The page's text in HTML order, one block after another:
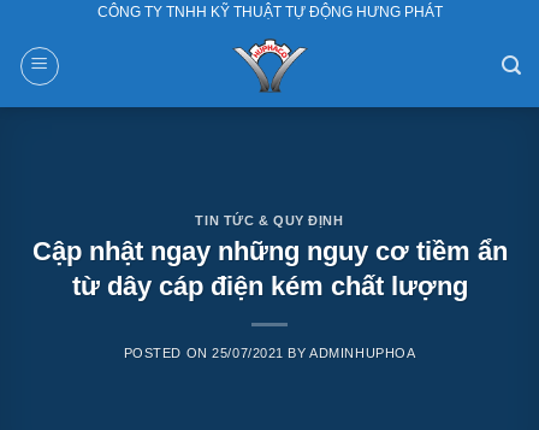
content
CÔNG TY TNHH KỸ THUẬT TỰ ĐỘNG HƯNG PHÁT
TIN TỨC & QUY ĐỊNH
Cập nhật ngay những nguy cơ tiềm ẩn
từ dây cáp điện kém chất lượng
POSTED ON25/07/2021 BYADMINHUPHOA